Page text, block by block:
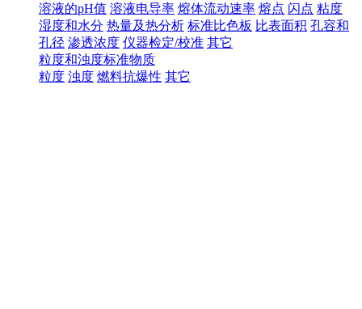
溶液的pH值 溶液电导率 熔体流动速率 熔点 闪点 粘度
湿度和水分 热量及热分析 标准比色板 比表面积 孔容和
孔径 渗透浓度 仪器检定/校准 其它
粒度和浊度标准物质
粒度 浊度 燃料抗爆性 其它